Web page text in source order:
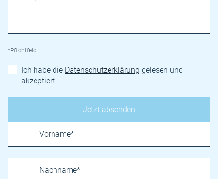
*Pflichtfeld
Ich habe die Datenschutzerklärung gelesen und
akzeptiert